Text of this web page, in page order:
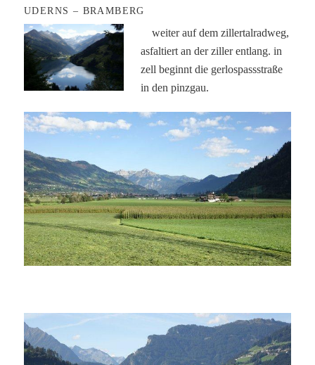
UDERNS – BRAMBERG
weiter auf dem zillertalradweg,
asfaltiert an der ziller entlang. in
zell beginnt die gerlospassstraße
in den pinzgau.